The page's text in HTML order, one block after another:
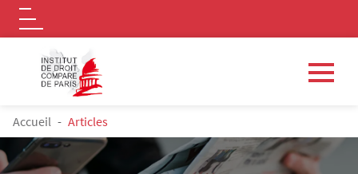
Aller au contenu principal
Logo
FIL D'ARIANE
Accueil Articles